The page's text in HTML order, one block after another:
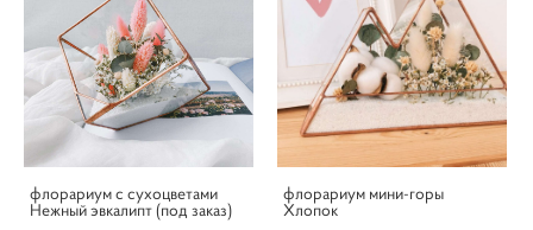
флорариум с сухоцветами
Нежный эвкалипт (под заказ)
флорариум мини-горы
Хлопок